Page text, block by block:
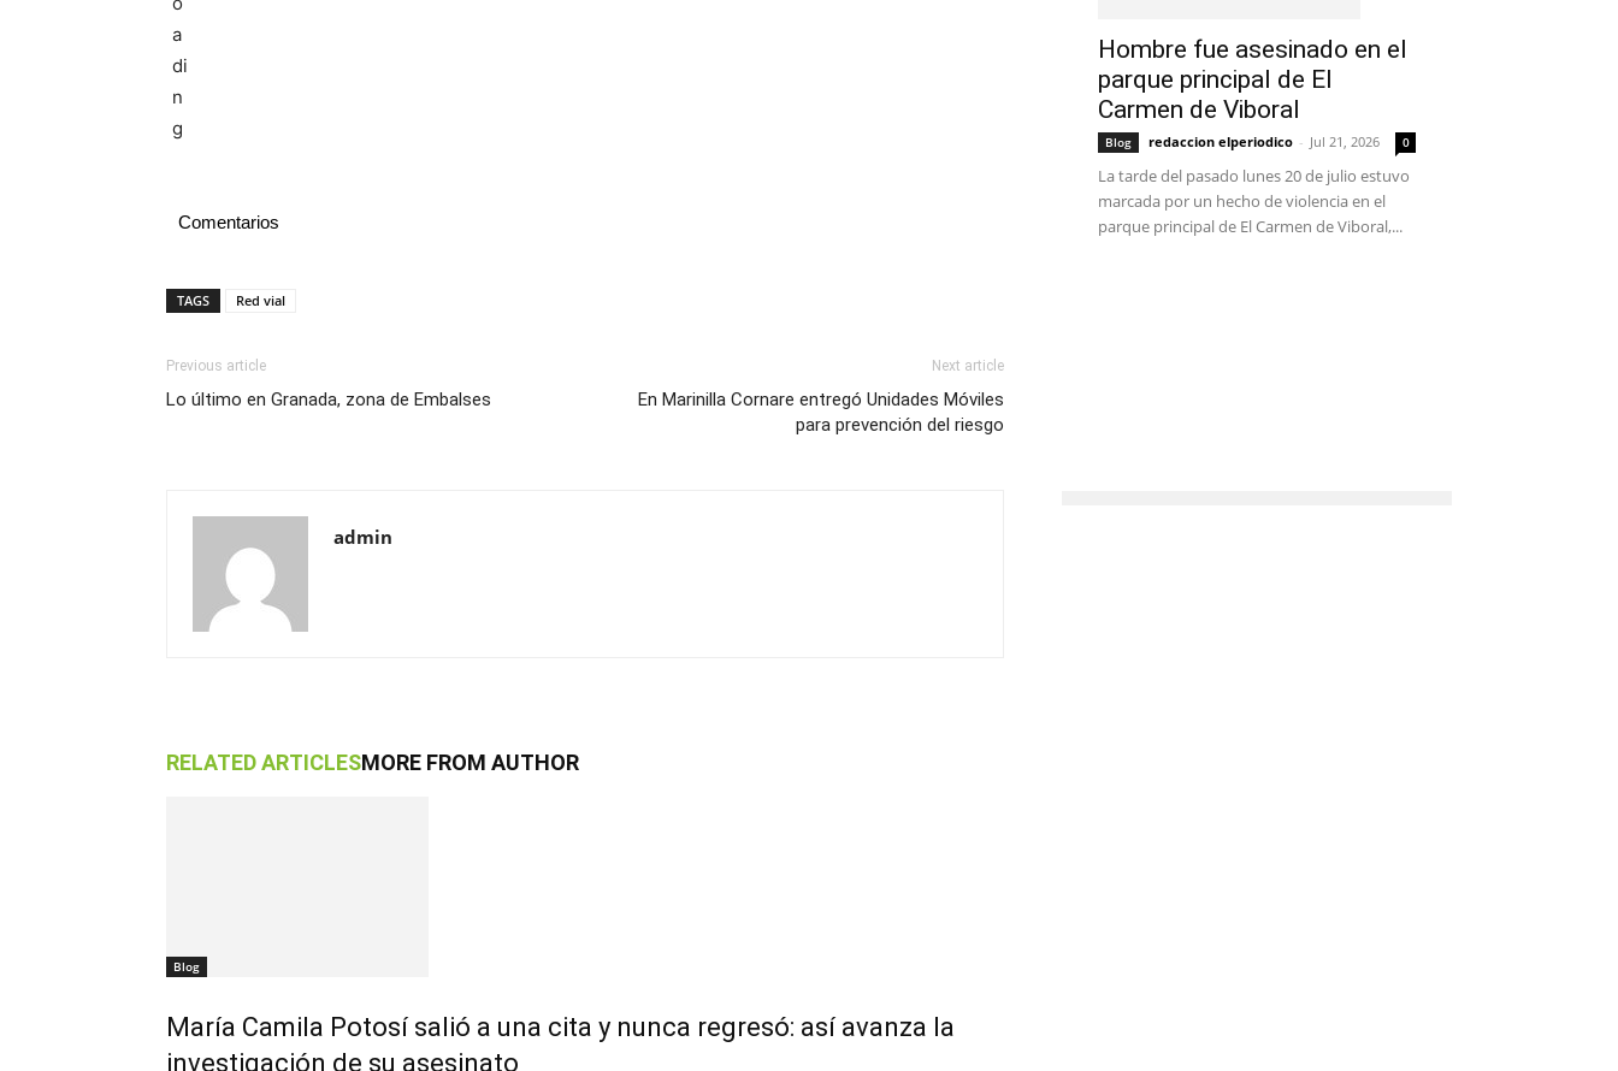
Comentarios
TAGS Red vial
Previous article
Lo último en Granada, zona de Embalses
Next article
En Marinilla Cornare entregó Unidades Móviles
para prevención del riesgo
admin
RELATED ARTICLESMORE FROM AUTHOR
Blog
María Camila Potosí salió a una cita y nunca regresó: así avanza la
investigación de su asesinato
Hombre fue asesinado en el
parque principal de El
Carmen de Viboral
Blog redaccion elperiodico - Jul 21, 2026 0
La tarde del pasado lunes 20 de julio estuvo
marcada por un hecho de violencia en el
parque principal de El Carmen de Viboral,...